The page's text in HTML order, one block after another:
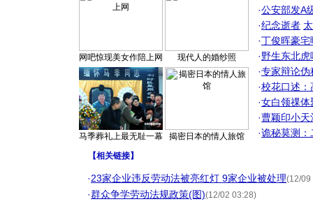
网吧惊现美女作陪上网 现代人的婚纱照
马季葬礼上最无耻一幕 揭密日本的情人旅馆
·公安部发A
·纪念逝者
·丁俊晖豪
·野生东北
·专家辩论伪
·校花口述：
·女白领祼体
·曹颖印小天
·诡秘莫测：
【相关链接】
·23家企业违反劳动法被亮红灯 9家企业被处理(12/09
·群众争学劳动法规政策(图)(12/02 03:28)